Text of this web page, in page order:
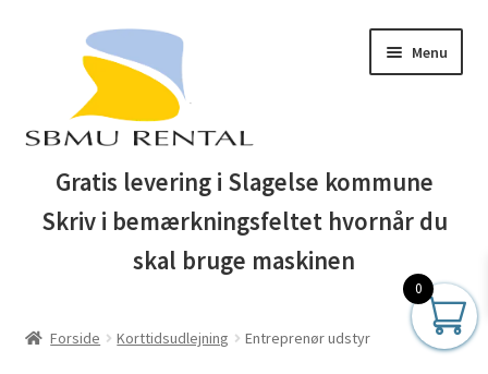
navigation
Menu
Forside
Auktionsbetingelser
Business Club
Gratis levering i Slagelse kommune
Skriv i bemærkningsfeltet hvornår du
skal bruge maskinen
Forside Korttidsudlejning Entreprenør udstyr
0